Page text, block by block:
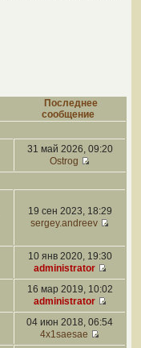
Последнее
сообщение
31 май 2026, 09:20
Ostrog
19 сен 2023, 18:29
sergey.andreev
10 янв 2020, 19:30
administrator
16 мар 2019, 10:02
administrator
04 июн 2018, 06:54
4x1saesae